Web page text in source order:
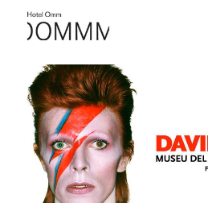
El Hotel
Habitaciones
Roca Barcelona
Spa
Terraza
Lobby & Club
Eventos
Promociones